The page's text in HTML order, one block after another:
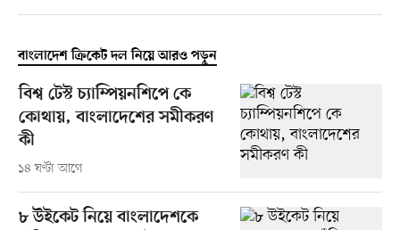
বাংলাদেশ ক্রিকেট দল নিয়ে আরও পড়ুন
বিশ্ব টেস্ট চ্যাম্পিয়নশিপে কে
কোথায়, বাংলাদেশের সমীকরণ
কী
১৪ ঘণ্টা আগে
৮ উইকেট নিয়ে বাংলাদেশকে